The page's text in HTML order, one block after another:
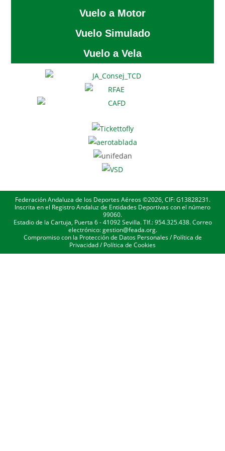
Vuelo a Motor
Vuelo Simulado
Vuelo a Vela
Federación Andaluza de los Deportes Aéreos ©2026, CIF: G13828231.
Inscrita en el Registro Andaluz de Entidades Deportivas con el número
99060.
Estadio de la Cartuja, Puerta 6 - 41092 Sevilla. Tlf.: 954.325.438. Correo
electrónico: gestion@feada.org.
Compromiso con la Protección de Datos Personales/Política de
Privacidad/Política de Cookies